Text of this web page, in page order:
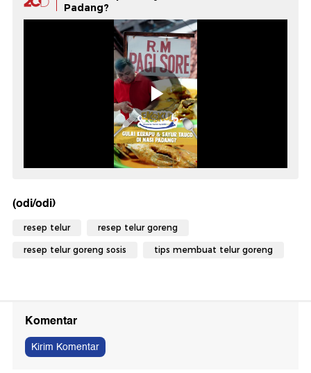
Padang?
(odi/odi)
resep telur resep telur goreng
resep telur goreng sosis tips membuat telur goreng
Komentar
Kirim Komentar